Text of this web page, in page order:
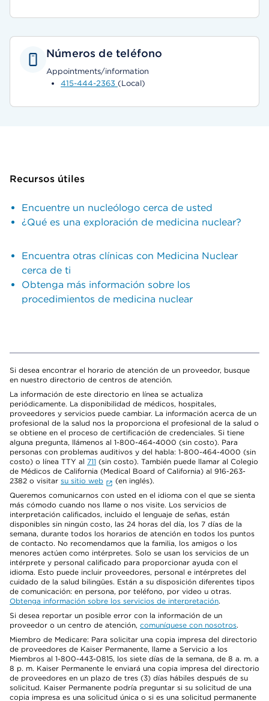
Números de teléfono
Appointments/information
415-444-2363 (Local)
Recursos útiles
Encuentre un nucleólogo cerca de usted
¿Qué es una exploración de medicina nuclear?
Encuentra otras clínicas con Medicina Nuclear
cerca de ti
Obtenga más información sobre los
procedimientos de medicina nuclear
Si desea encontrar el horario de atención de un proveedor, busque
en nuestro directorio de centros de atención.
La información de este directorio en línea se actualiza
periódicamente. La disponibilidad de médicos, hospitales,
proveedores y servicios puede cambiar. La información acerca de un
profesional de la salud nos la proporciona el profesional de la salud o
se obtiene en el proceso de certificación de credenciales. Si tiene
alguna pregunta, llámenos al 1-800-464-4000 (sin costo). Para
personas con problemas auditivos y del habla: 1-800-464-4000 (sin
costo) o línea TTY al 711 (sin costo). También puede llamar al Colegio
de Médicos de California (Medical Board of California) al 916-263-
2382 o visitar su sitio web
(en inglés).
Queremos comunicarnos con usted en el idioma con el que se sienta
más cómodo cuando nos llame o nos visite. Los servicios de
interpretación calificados, incluido el lenguaje de señas, están
disponibles sin ningún costo, las 24 horas del día, los 7 días de la
semana, durante todos los horarios de atención en todos los puntos
de contacto. No recomendamos que la familia, los amigos o los
menores actúen como intérpretes. Solo se usan los servicios de un
intérprete y personal calificado para proporcionar ayuda con el
idioma. Esto puede incluir proveedores, personal e intérpretes del
cuidado de la salud bilingües. Están a su disposición diferentes tipos
de comunicación: en persona, por teléfono, por video u otras.
Obtenga información sobre los servicios de interpretación.
Si desea reportar un posible error con la información de un
proveedor o un centro de atención, comuníquese con nosotros.
Miembro de Medicare: Para solicitar una copia impresa del directorio
de proveedores de Kaiser Permanente, llame a Servicio a los
Miembros al 1-800-443-0815, los siete días de la semana, de 8 a. m. a
8 p. m. Kaiser Permanente le enviará una copia impresa del directorio
de proveedores en un plazo de tres (3) días hábiles después de su
solicitud. Kaiser Permanente podría preguntar si su solicitud de una
copia impresa es una solicitud única o si es una solicitud permanente